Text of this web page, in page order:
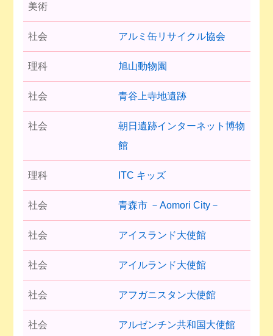
美術
社会 アルミ缶リサイクル協会
理科 旭山動物園
社会 青谷上寺地遺跡
社会
朝日遺跡インターネット博物
館
理科 ITC キッズ
社会 青森市 －Aomori City－
社会 アイスランド大使館
社会 アイルランド大使館
社会 アフガニスタン大使館
社会 アルゼンチン共和国大使館